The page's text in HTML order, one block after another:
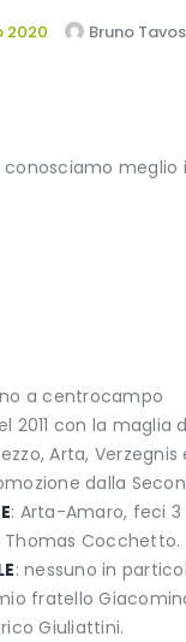
2020 Bruno
meglio
a centrocampo
2011 con la maglia
Arta, Verzegnis
dalla
: Arta-Amaro, feci
Thomas Cocchetto.
: nessuno in
fratello
Giuliattini.